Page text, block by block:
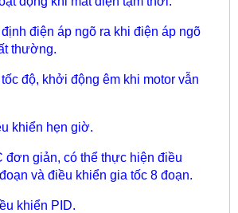
điện áp ngõ ra khi điện áp ngõ
thường.
độ, khởi động êm khi motor vẫn
khiển hẹn giờ.
đơn giản, có thể thực hiện điều
và điều khiển gia tốc 8 đoạn.
khiển PID.